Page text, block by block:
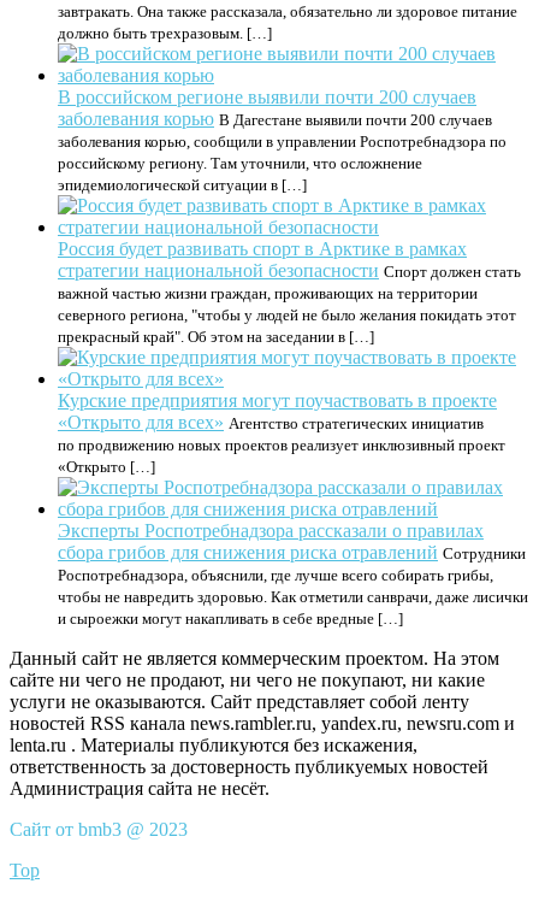
завтракать. Она также рассказала, обязательно ли здоровое питание
должно быть трехразовым. […]
В российском регионе выявили почти 200 случаев
заболевания корью В Дагестане выявили почти 200 случаев
заболевания корью, сообщили в управлении Роспотребнадзора по
российскому региону. Там уточнили, что осложнение
эпидемиологической ситуации в […]
Россия будет развивать спорт в Арктике в рамках
стратегии национальной безопасности Спорт должен стать
важной частью жизни граждан, проживающих на территории
северного региона, "чтобы у людей не было желания покидать этот
прекрасный край". Об этом на заседании в […]
Курские предприятия могут поучаствовать в проекте
«Открыто для всех» Агентство стратегических инициатив
по продвижению новых проектов реализует инклюзивный проект
«Открыто […]
Эксперты Роспотребнадзора рассказали о правилах
сбора грибов для снижения риска отравлений Сотрудники
Роспотребнадзора, объяснили, где лучше всего собирать грибы,
чтобы не навредить здоровью. Как отметили санврачи, даже лисички
и сыроежки могут накапливать в себе вредные […]
Данный сайт не является коммерческим проектом. На этом
сайте ни чего не продают, ни чего не покупают, ни какие
услуги не оказываются. Сайт представляет собой ленту
новостей RSS канала news.rambler.ru, yandex.ru, newsru.com и
lenta.ru . Материалы публикуются без искажения,
ответственность за достоверность публикуемых новостей
Администрация сайта не несёт.
Сайт от bmb3 @ 2023
Top